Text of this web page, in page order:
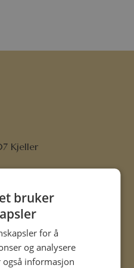
Kjeller
bruker
for å
og analysere
informasjon